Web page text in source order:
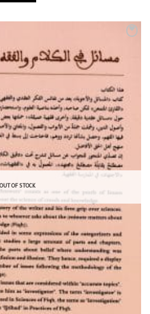
OUT OF STOCK